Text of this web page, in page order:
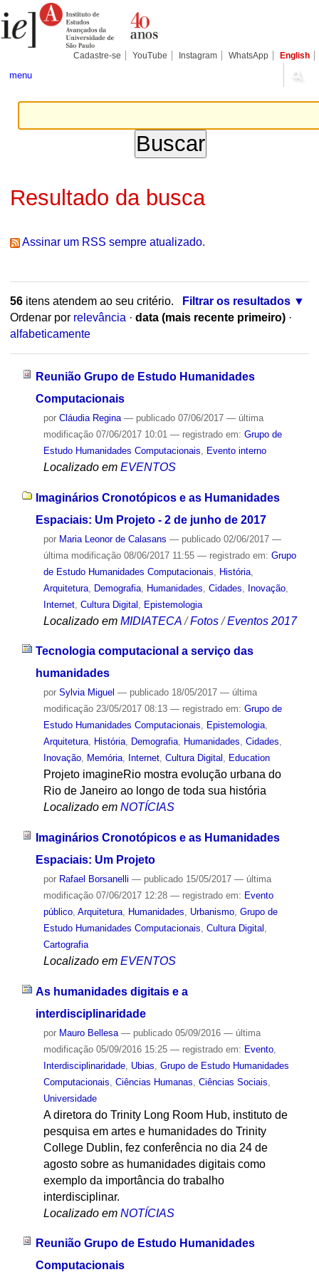
para
conteúdo.
Pessoais
Cadastre-se YouTube Instagram WhatsApp English
menu
Resultado da busca
Assinar um RSS sempre atualizado.
56itens atendem ao seu critério.
Filtrar os resultados
Ordenar por relevância · data (mais recente primeiro) ·
alfabeticamente
Reunião Grupo de Estudo Humanidades
Computacionais
por Cláudia Regina — publicado07/06/2017 — última
modificação07/06/2017 10:01 — registrado em: Grupo de
Estudo Humanidades Computacionais
Evento interno
Localizado em EVENTOS
Imaginários Cronotópicos e as Humanidades
Espaciais: Um Projeto - 2 de junho de 2017
por Maria Leonor de Calasans — publicado02/06/2017 —
última modificação08/06/2017 11:55 — registrado em: Grupo
de Estudo Humanidades Computacionais
História,
Arquitetura, Demografia, Humanidades Cidades Inovação,
Internet, Cultura Digital Epistemologia
Localizado em MIDIATECA /Fotos /Eventos 2017
Tecnologia computacional a serviço das
humanidades
por Sylvia Miguel — publicado18/05/2017 — última
modificação23/05/2017 08:13 — registrado em: Grupo de
Estudo Humanidades Computacionais, Epistemologia,
Arquitetura, História, Demografia, Humanidades, Cidades,
Inovação, Memória, Internet, Cultura Digital , Education
Projeto imagineRio mostra evolução urbana do
Rio de Janeiro ao longo de toda sua história
Localizado em NOTÍCIAS
Imaginários Cronotópicos e as Humanidades
Espaciais: Um Projeto
por Rafael Borsanelli — publicado15/05/2017 — última
modificação07/06/2017 12:28 — registrado em: Evento
público, Arquitetura, Humanidades, Urbanismo, Grupo de
Estudo Humanidades Computacionais, Cultura Digital ,
Cartografia
Localizado em EVENTOS
As humanidades digitais e a
interdisciplinaridade
por Mauro Bellesa — publicado05/09/2016 — última
modificação05/09/2016 15:25 — registrado em: Evento,
Interdisciplinaridade, Ubias Grupo de Estudo Humanidades
Computacionais Ciências Humanas Ciências Sociais
Universidade
A diretora do Trinity Long Room Hub, instituto de
pesquisa em artes e humanidades do Trinity
College Dublin, fez conferência no dia 24 de
agosto sobre as humanidades digitais como
exemplo da importância do trabalho
interdisciplinar.
Localizado em NOTÍCIAS
Reunião Grupo de Estudo Humanidades
Computacionais